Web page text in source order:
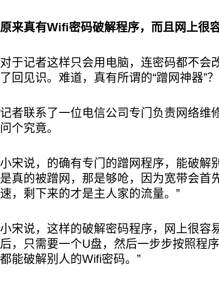
原来真有Wifi密码破解程序，而且网上很
对于记者这样只会用电脑，连密码都不会
了回见识。难道，真有所谓的“蹭网神器”？
记者联系了一位电信公司专门负责网络维
问个究竟。
小宋说，的确有专门的蹭网程序，能破解
是真的被蹭网，那是够呛，因为宽带会首
速，剩下来的才是主人家的流量。”
小宋说，这样的破解密码程序，网上很容
后，只需要一个U盘，然后一步步按照程
都能破解别人的Wifi密码。”